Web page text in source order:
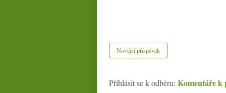
Novější příspěvek
Přihlásit se k odběru: Komentáře k